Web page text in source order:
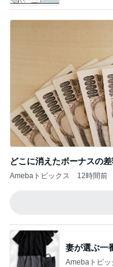
どこに消えたボーナスの
Amebaトピックス 12時間前
妻が選ぶ一
Amebaトピッ